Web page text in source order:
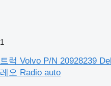
1
트럭 Volvo P/N 20928239
레오 Radio auto